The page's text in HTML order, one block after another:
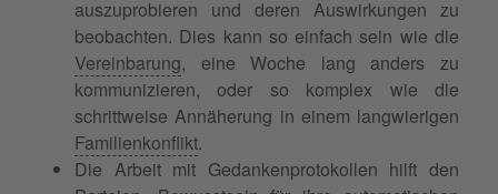
auszuprobieren und deren Auswirkungen zu
beobachten. Dies kann so einfach sein wie die
Vereinbarung, eine Woche lang anders zu
kommunizieren, oder so komplex wie die
schrittweise Annäherung in einem langwierigen
Familienkonflikt.
Die Arbeit mit Gedankenprotokollen hilft den